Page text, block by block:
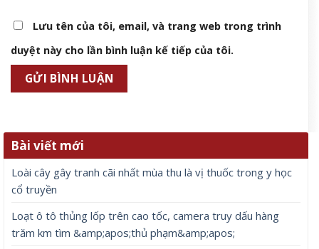
Lưu tên của tôi, email, và trang web trong trình
duyệt này cho lần bình luận kế tiếp của tôi.
Bài viết mới
Loài cây gây tranh cãi nhất mùa thu là vị thuốc trong y học
cổ truyền
Loạt ô tô thủng lốp trên cao tốc, camera truy dấu hàng
trăm km tìm &amp;apos;thủ phạm&amp;apos;